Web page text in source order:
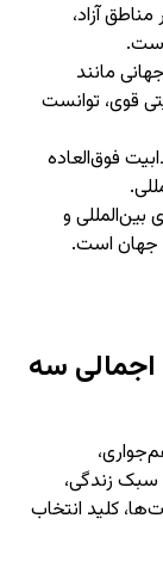
آزاد،
مانند
قوی، توانست
فوق‌العاده
بین‌المللی و
جهان است.
اجمالی سه
زندگی،
کلید انتخاب